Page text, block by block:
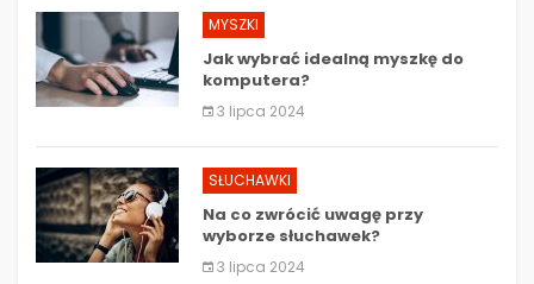
MYSZKI
Jak wybrać idealną myszkę do
komputera?
3 lipca 2024
SŁUCHAWKI
Na co zwrócić uwagę przy
wyborze słuchawek?
3 lipca 2024